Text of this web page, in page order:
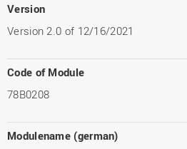
Version
Version 2.0 of 12/16/2021
Code of Module
78B0208
Modulename (german)